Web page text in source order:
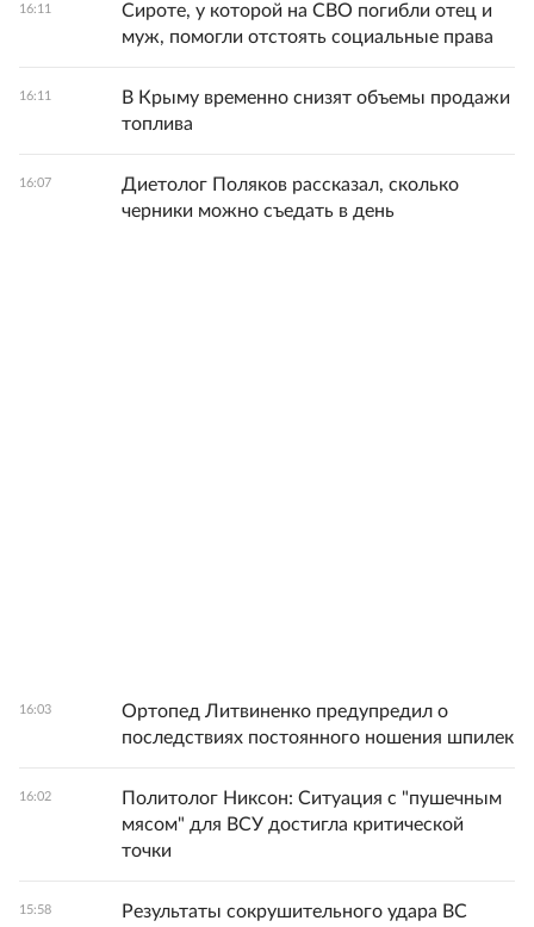
16:11
Сироте, у которой на СВО погибли отец и
муж, помогли отстоять социальные права
16:11
В Крыму временно снизят объемы продажи
топлива
16:07
Диетолог Поляков рассказал, сколько
черники можно съедать в день
16:03
Ортопед Литвиненко предупредил о
последствиях постоянного ношения шпилек
16:02
Политолог Никсон: Ситуация с "пушечным
мясом" для ВСУ достигла критической
точки
15:58
Результаты сокрушительного удара ВС